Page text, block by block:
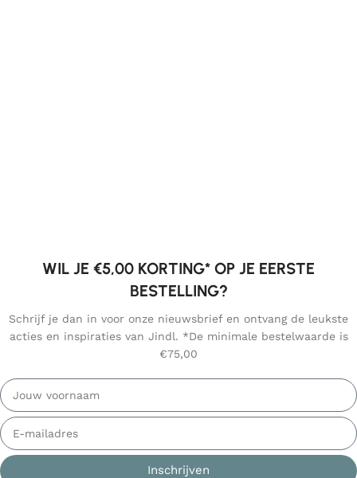
WIL JE €5,00 KORTING* OP JE EERSTE
BESTELLING?
Schrijf je dan in voor onze nieuwsbrief en ontvang de leukste
acties en inspiraties van Jindl. *De minimale bestelwaarde is
€75,00
Inschrijven